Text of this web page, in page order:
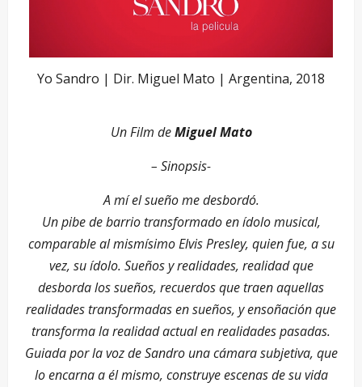
Yo Sandro | Dir. Miguel Mato | Argentina, 2018
Un Film deMiguel Mato
– Sinopsis-
A mí el sueño me desbordó.
Un pibe de barrio transformado en ídolo musical,
comparable al mismísimo Elvis Presley, quien fue, a su
vez, su ídolo. Sueños y realidades, realidad que
desborda los sueños, recuerdos que traen aquellas
realidades transformadas en sueños, y ensoñación que
transforma la realidad actual en realidades pasadas.
Guiada por la voz de Sandro una cámara subjetiva, que
lo encarna a él mismo, construye escenas de su vida